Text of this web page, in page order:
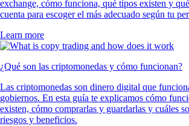
exchange, cómo funciona, qué tipos existen y
cuenta para escoger el más adecuado según tu
Learn more
¿Qué son las criptomonedas y cómo funcionan?
Las criptomonedas son dinero digital que
gobiernos. En esta guía te explicamos cómo
existen, cómo comprarlas y guardarlas y cuáles
riesgos y beneficios.